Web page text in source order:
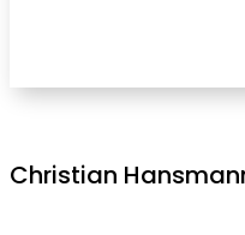
Christian